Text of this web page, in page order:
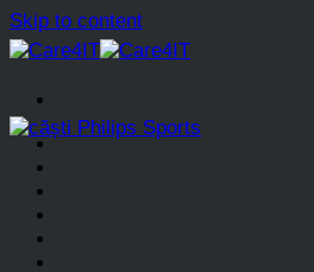
Skip to content
Home